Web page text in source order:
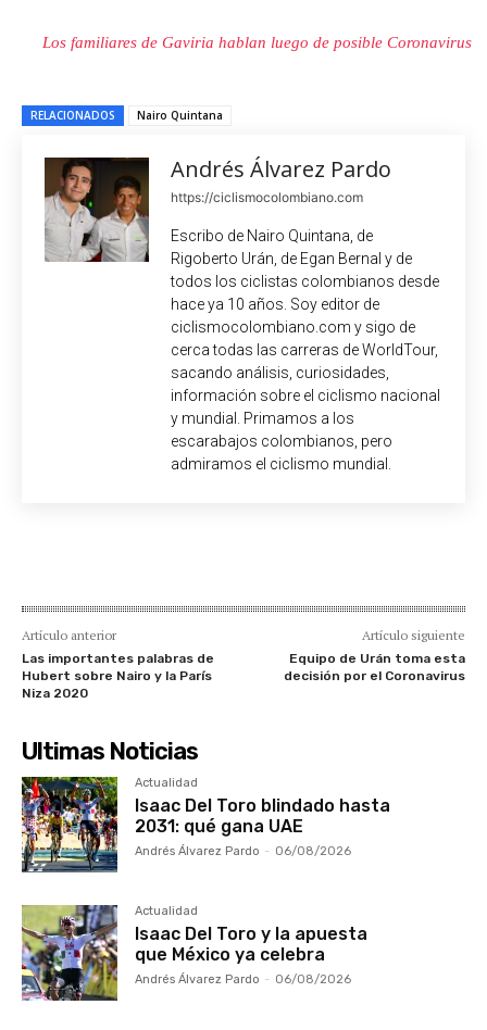
Los familiares de Gaviria hablan luego de posible Coronavirus
RELACIONADOS Nairo Quintana
Andrés Álvarez Pardo
https://ciclismocolombiano.com
Escribo de Nairo Quintana, de
Rigoberto Urán, de Egan Bernal y de
todos los ciclistas colombianos desde
hace ya 10 años. Soy editor de
ciclismocolombiano.com y sigo de
cerca todas las carreras de WorldTour,
sacando análisis, curiosidades,
información sobre el ciclismo nacional
y mundial. Primamos a los
escarabajos colombianos, pero
admiramos el ciclismo mundial.
Artículo anterior
Las importantes palabras de
Hubert sobre Nairo y la París
Niza 2020
Artículo siguiente
Equipo de Urán toma esta
decisión por el Coronavirus
Ultimas Noticias
Actualidad
Isaac Del Toro blindado hasta
2031: qué gana UAE
Andrés Álvarez Pardo - 06/08/2026
Actualidad
Isaac Del Toro y la apuesta
que México ya celebra
Andrés Álvarez Pardo - 06/08/2026